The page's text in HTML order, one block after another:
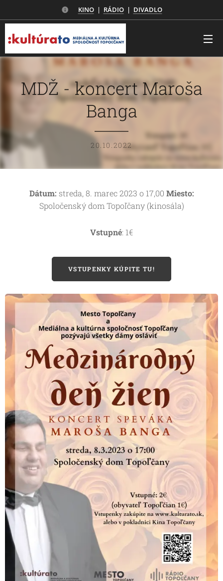
KINO| RÁDIO| DIVADLO
MDŽ - koncert Maroša
Banga
20.10.2022
Dátum: streda, 8. marec 2023 o 17,00 Miesto:
Spoločenský dom Topoľčany (kinosála)
Vstupné: 1€
VSTUPENKY KÚPITE TU!